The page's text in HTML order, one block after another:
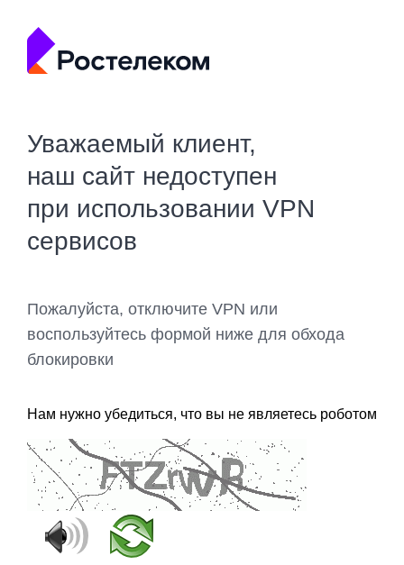
Уважаемый клиент,
наш сайт недоступен
при использовании VPN
сервисов
Пожалуйста, отключите VPN или
воспользуйтесь формой ниже для обхода
блокировки
Нам нужно убедиться, что вы не являетесь роботом